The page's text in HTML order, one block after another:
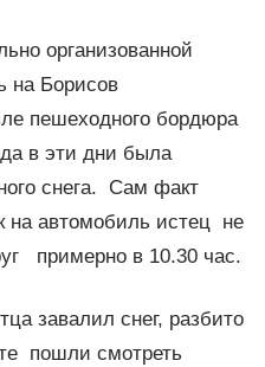
организованной
на Борисов
пешеходного бордюра
в эти дни была
снега. Сам факт
на автомобиль истец не
примерно в 10.30 час.
завалил снег, разбито
пошли смотреть